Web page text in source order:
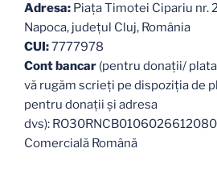
Adresa: Piaţa Timotei Cipariu nr.
Napoca, judeţul Cluj, România
CUI:7777978
Cont bancar (pentru donații/
vă rugăm scrieți pe dispoziția de
pentru donații și adresa
dvs):
Comercială Română